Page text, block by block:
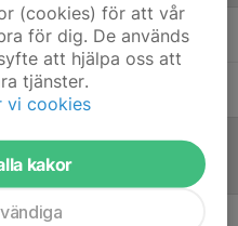
(cookies) för att vår
för dig. De används
att hjälpa oss att
tjänster.
vi cookies
kakor